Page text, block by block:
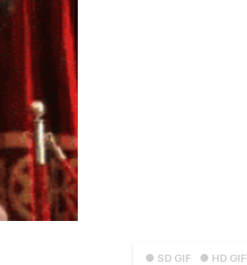
● SD GIF ● HD GIF